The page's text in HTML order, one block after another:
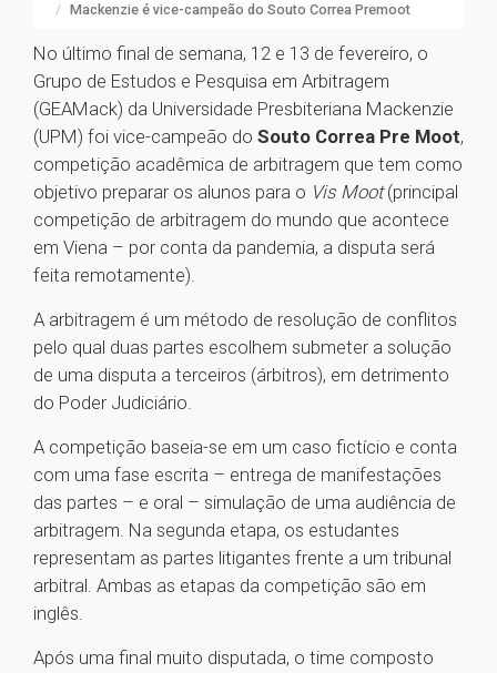
Mackenzie é vice-campeão do Souto Correa Premoot
No último final de semana, 12 e 13 de fevereiro, o
Grupo de Estudos e Pesquisa em Arbitragem
(GEAMack) da Universidade Presbiteriana Mackenzie
(UPM) foi vice-campeão do Souto Correa Pre Moot,
competição acadêmica de arbitragem que tem como
objetivo preparar os alunos para o Vis Moot(principal
competição de arbitragem do mundo que acontece
em Viena – por conta da pandemia, a disputa será
feita remotamente).
A arbitragem é um método de resolução de conflitos
pelo qual duas partes escolhem submeter a solução
de uma disputa a terceiros (árbitros), em detrimento
do Poder Judiciário.
A competição baseia-se em um caso fictício e conta
com uma fase escrita – entrega de manifestações
das partes – e oral – simulação de uma audiência de
arbitragem. Na segunda etapa, os estudantes
representam as partes litigantes frente a um tribunal
arbitral. Ambas as etapas da competição são em
inglês.
Após uma final muito disputada, o time composto